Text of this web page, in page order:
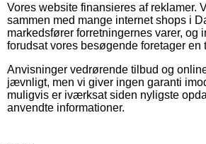
Vores website finansieres af reklamer.
sammen med mange internet shops i
markedsfører forretningernes varer, og
forudsat vores besøgende foretager en
Anvisninger vedrørende tilbud og
jævnligt, men vi giver ingen garanti
muligvis er iværksat siden nyligste
anvendte informationer.